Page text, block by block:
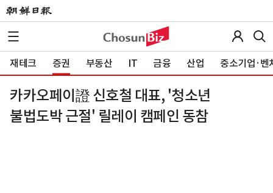
재테크 증권 부동산 IT 금융 산업 중소기업·벤
카카오페이證 신호철 대표, '청소년
불법도박 근절' 릴레이 캠페인 동참